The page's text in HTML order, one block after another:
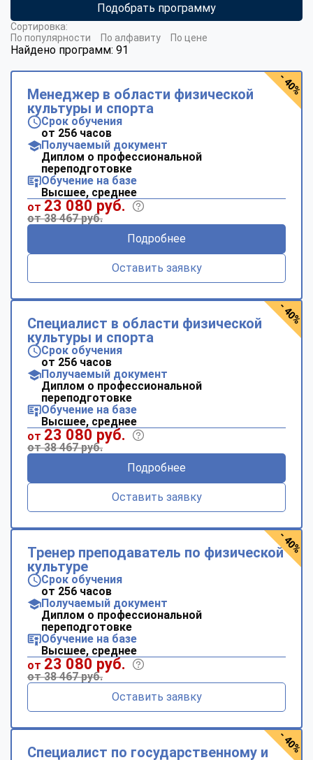
Подобрать программу
Найдено программ: 91
Сортировка:
По популярности
По алфавиту По цене
Менеджер в области физической
культуры и спорта
Срок обучения
от 256 часов
Получаемый документ
Диплом о профессиональной
переподготовке
Обучение на базе
Высшее, среднее
от 23 080 руб.
от 38 467 руб.
Подробнее
Оставить заявку
- 40%
Специалист в области физической
культуры и спорта
Срок обучения
от 256 часов
Получаемый документ
Диплом о профессиональной
переподготовке
Обучение на базе
Высшее, среднее
от 23 080 руб.
от 38 467 руб.
Подробнее
Оставить заявку
- 40%
Тренер преподаватель по физической
культуре
Срок обучения
от 256 часов
Получаемый документ
Диплом о профессиональной
переподготовке
Обучение на базе
Высшее, среднее
от 23 080 руб.
от 38 467 руб.
Оставить заявку
- 40%
Специалист по государственному и - 40%